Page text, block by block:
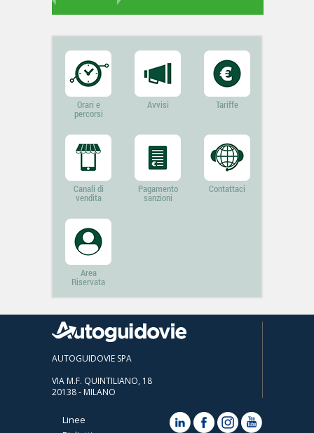
Orari e
percorsi
Avvisi Tariffe
Canali di
vendita
Pagamento
sanzioni
Contattaci
Area
Riservata
AUTOGUIDOVIE SPA
VIA M.F. QUINTILIANO, 18
20138 - MILANO
Linee